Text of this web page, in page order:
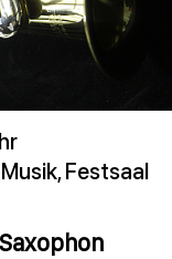
Festsaal